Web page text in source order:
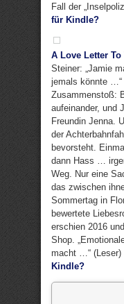
Fall der
für Kindle?
A Love Letter To
Steiner: „Jamie
jemals könnte …“
Zusammenstoß:
aufeinander, und
Freundin Jenna.
der
bevorsteht.
dann Hass …
Weg. Nur eine
das zwischen
Sommertag in
bewertete
erschien 2016
Shop.
macht …“ (Leser)
Kindle?